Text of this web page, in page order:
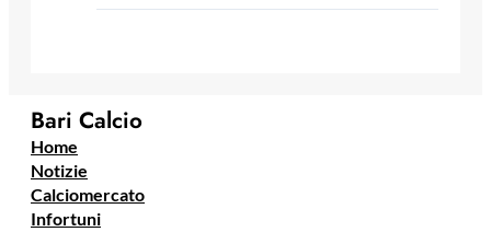
Bari Calcio
Home
Notizie
Calciomercato
Infortuni